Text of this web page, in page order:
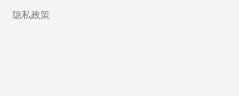
隐私政策